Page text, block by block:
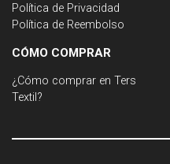
Política de Privacidad
Política de Reembolso
CÓMO COMPRAR
¿Cómo comprar en Ters
Textil?